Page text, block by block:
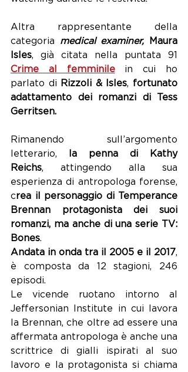
Altra rappresentante della
categoria medical examiner, Maura
Isles
Crime al femminile in cui ho
parlato di
Rizzoli & Isles, fortunato
adattamento dei romanzi di Tess
Gerritsen.
Rimanendo sull’argomento
letterario, la penna di Kathy
Reichs, attingendo alla sua
esperienza di antropologa forense,
crea il personaggio di Temperance
Brennan protagonista dei suoi
romanzi, ma anche di una serie TV:
Bones.
Andata in onda tra il 2005 e il 2017,
è composta da 12 stagioni, 246
episodi.
Le vicende ruotano intorno al
Jeffersonian Institute in cui lavora
la Brennan, che oltre ad essere una
affermata antropologa è anche una
scrittrice di gialli ispirati al suo
lavoro e la protagonista si chiama